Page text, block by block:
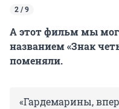
2 / 9
А этот фильм мы
названием «Знак
поменяли.
«Гардемарины,